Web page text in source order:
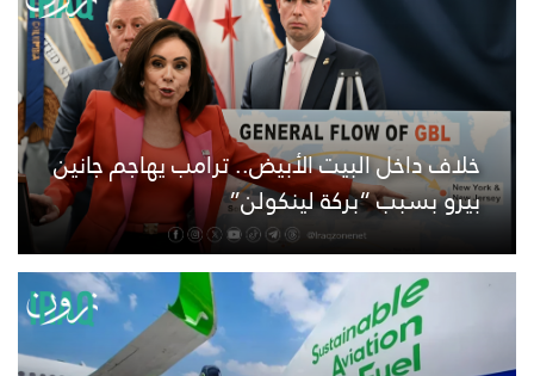
خلاف داخل البيت الأبيض.. ترامب يهاجم جانين
بيرو بسبب “بركة لينكولن”